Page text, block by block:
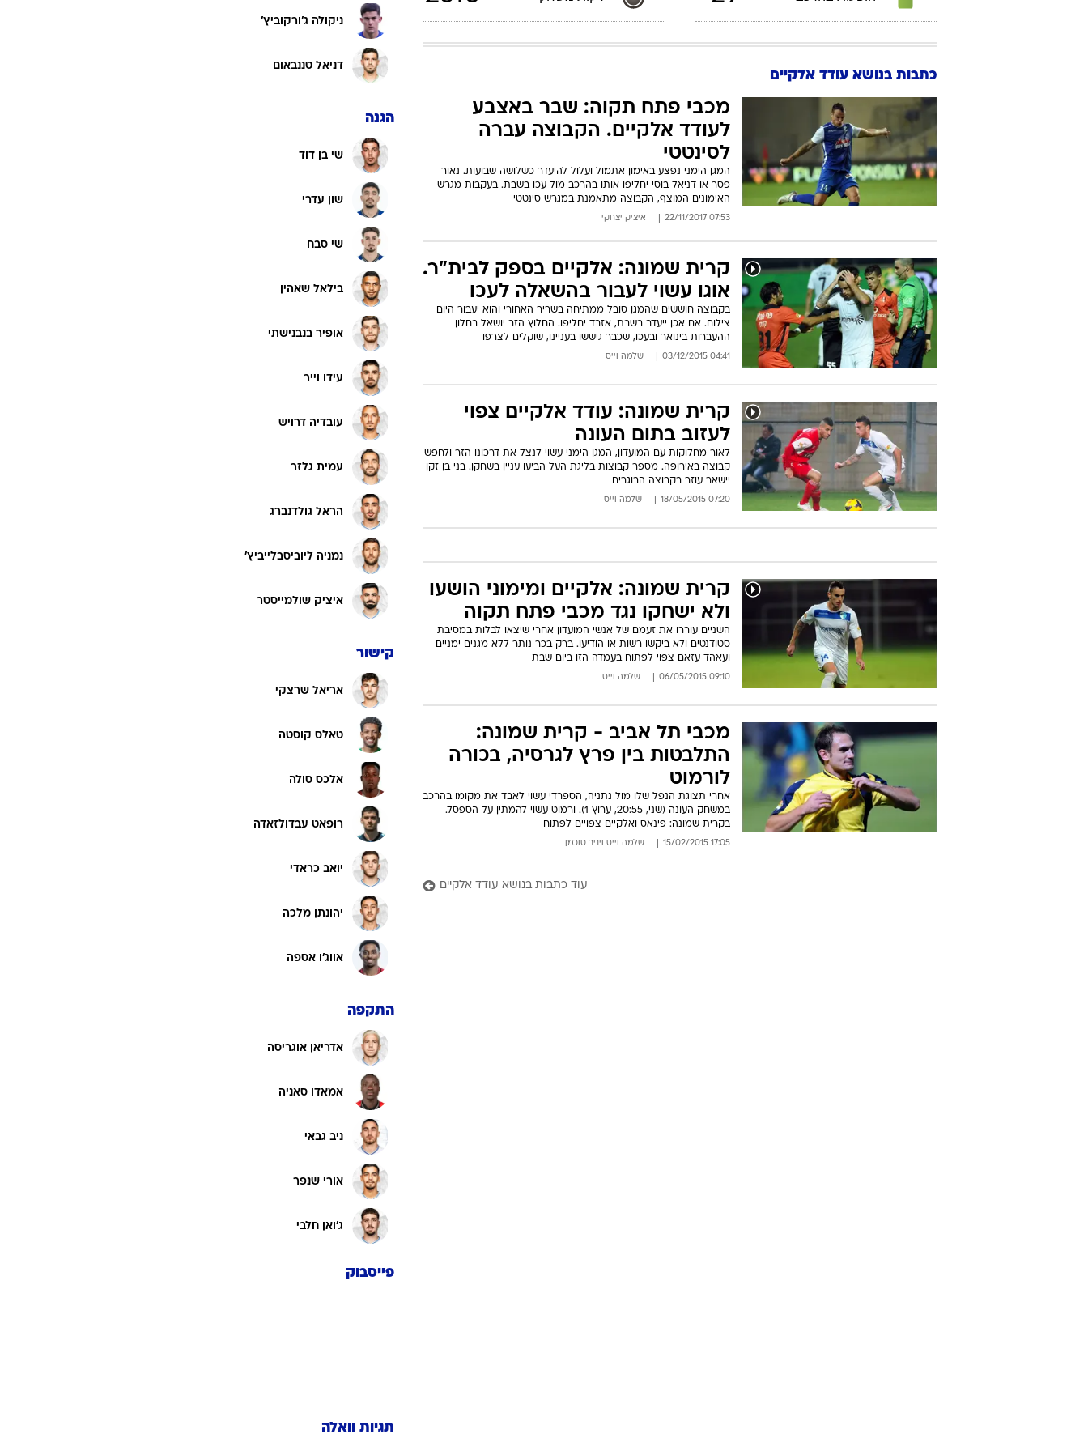
כתבות בנושא עודד אלקיים
מכבי פתח תקוה: שבר באצבע
לעודד אלקיים. הקבוצה עברה
לסינטטי
המגן הימני נפצע באימון אתמול ועלול להיעדר כשלושה שבועות. נאור
פסר או דניאל בוסי יחליפו אותו בהרכב מול עכו בשבת. בעקבות מגרש
האימונים המוצף, הקבוצה מתאמנת במגרש סינטטי
07:53 22/11/2017 איציק יצחקי
קרית שמונה: אלקיים בספק לבית"ר.
אוגו עשוי לעבור בהשאלה לעכו
בקבוצה חוששים שהמגן סובל ממתיחה בשריר האחורי והוא יעבור היום
צילום. אם אכן ייעדר בשבת, אזרד יחליפו. החלוץ הזר יושאל בחלון
ההעברות בינואר ובעכו, שכבר גיששו בעניינו, שוקלים לצרפו
04:41 03/12/2015 שלמה וייס
קרית שמונה: עודד אלקיים צפוי
לעזוב בתום העונה
לאור מחלוקות עם המועדון, המגן הימני עשוי לנצל את דרכונו הזר ולחפש
קבוצה באירופה. מספר קבוצות בליגת העל הביעו עניין בשחקן. בני בן זקן
יישאר עוזר בקבוצה הבוגרים
07:20 18/05/2015 שלמה וייס
קרית שמונה: אלקיים ומימוני הושעו
ולא ישחקו נגד מכבי פתח תקוה
השניים עוררו את זעמם של אנשי המועדון אחרי שיצאו לבלות במסיבת
סטודנטים ולא ביקשו רשות או הודיעו. ברק בכר נותר ללא מגנים ימניים
ועאהד עזאם צפוי לפתוח בעמדה הזו ביום שבת
09:10 06/05/2015 שלמה וייס
מכבי תל אביב - קרית שמונה:
התלבטות בין פרץ לגרסיה, בכורה
לורמוט
אחרי תצוגת הנפל שלו מול נתניה, הספרדי עשוי לאבד את מקומו בהרכב
במשחק העונה (שני, 20:55, ערוץ 1). ורמוט עשוי להמתין על הספסל.
בקרית שמונה: פינאס ואלקיים צפויים לפתוח
17:05 15/02/2015 שלמה וייס יניב טוכמן
עוד כתבות בנושא עודד אלקיים
ניקולה ג'ורקוביץ'
דניאל טננבאום
הגנה
שי בן דוד
שון עדרי
שי סבח
בילאל שאהין
אופיר בנבנישתי
עידו וייר
עובדיה דרויש
עמית גלזר
הראל גולדנברג
נמניה ליוביסבלייביץ'
איציק שולמייסטר
קישור
אריאל שרצקי
טאלס קוסטה
אלכס סולה
רופאט עבדולזאדה
יואב כראדי
יהונתן מלכה
אווג'ו אספה
התקפה
אדריאן אוגריסה
אמאדו סאניה
ניב גבאי
אורי שנפר
ג'ואן חלבי
פייסבוק
תגיות וואלה